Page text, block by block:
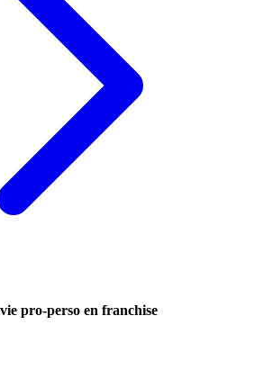
pro-perso en franchise